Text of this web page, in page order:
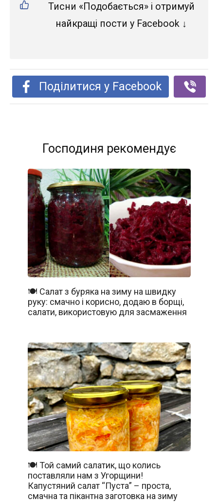
Тисни «Подобається» і отримуй
найкращі пости у Facebook ↓
Поділитися у Facebook
Господиня рекомендує
🍽️ Салат з буряка на зиму на швидку
руку: смачно і корисно, додаю в борщі,
салати, використовую для засмаження
🍽️ Той самий салатик, що колись
поставляли нам з Угорщини!
Капустяний салат “Пуста” – проста,
смачна та пікантна заготовка на зиму